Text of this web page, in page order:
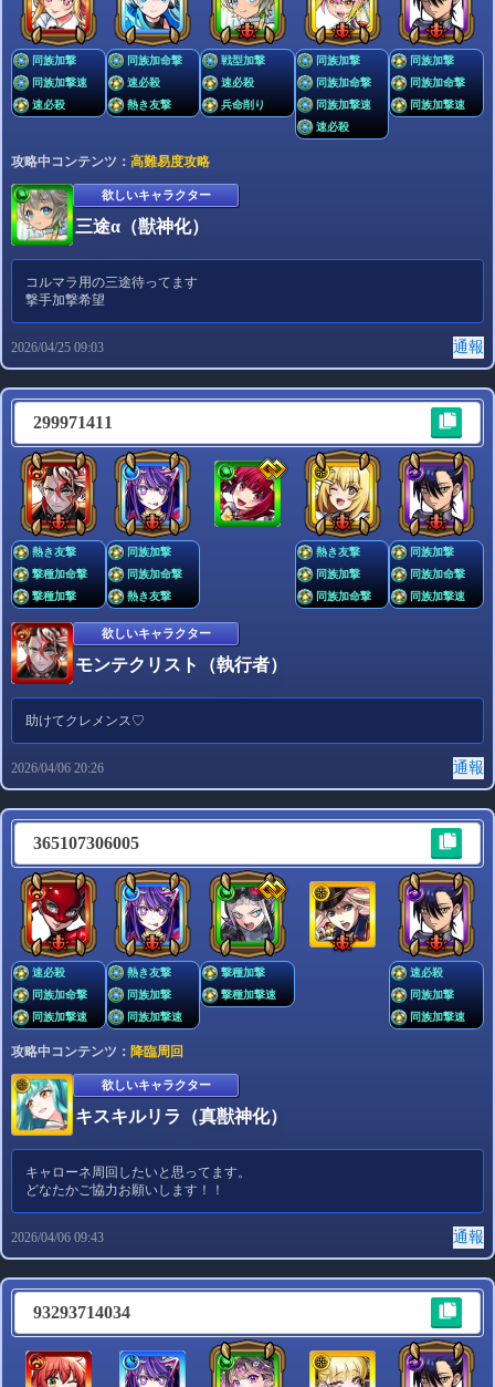
同族加撃
同族加撃速
速必殺
同族加命撃
速必殺
熱き友撃
戦型加撃
速必殺
兵命削り
同族加撃
同族加命撃
同族加撃速
速必殺
同族加撃
同族加命撃
同族加撃速
攻略中コンテンツ： 高難易度攻略
欲しいキャラクター
三途α（獣神化）
コルマラ用の三途待ってます
撃手加撃希望
2026/04/25 09:03 通報
299971411
熱き友撃
撃種加命撃
撃種加撃
同族加撃
同族加命撃
熱き友撃
熱き友撃
同族加撃
同族加命撃
同族加撃
同族加命撃
同族加撃速
欲しいキャラクター
モンテクリスト（執行者）
助けてクレメンス♡
2026/04/06 20:26 通報
365107306005
速必殺
同族加命撃
同族加撃速
熱き友撃
同族加撃
同族加撃速
撃種加撃
撃種加撃速
速必殺
同族加撃
同族加撃速
攻略中コンテンツ： 降臨周回
欲しいキャラクター
キスキルリラ（真獣神化）
キャローネ周回したいと思ってます。
どなたかご協力お願いします！！
2026/04/06 09:43 通報
93293714034